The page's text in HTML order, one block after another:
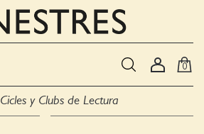
0
Cicles y Clubs de Lectura